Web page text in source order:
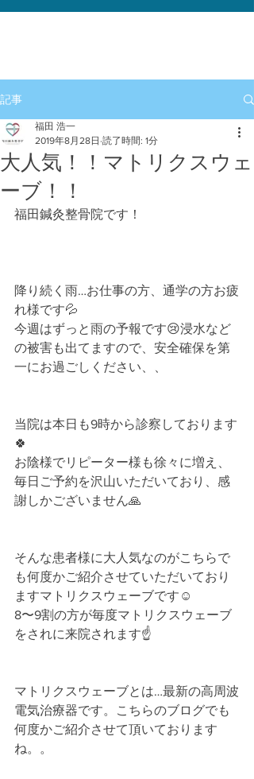
記事
大人気！！マトリクスウェ
ーブ！！
福田 浩一
2019年8月28日 読了時間: 1分
福田鍼灸整骨院です！﻿
降り続く雨…お仕事の方、通学の方お疲
れ様です💦﻿
今週はずっと雨の予報です😢浸水など
の被害も出てますので、安全確保を第
一にお過ごしください、、﻿
当院は本日も9時から診察しております
🍀﻿
お陰様でリピーター様も徐々に増え、
毎日ご予約を沢山いただいており、感
謝しかございません🙏﻿
そんな患者様に大人気なのがこちらで
も何度かご紹介させていただいており
ますマトリクスウェーブです☺️﻿
8〜9割の方が毎度マトリクスウェーブ
をされに来院されます☝️﻿
マトリクスウェーブとは…最新の高周波
電気治療器です。﻿こちらのブログでも
何度かご紹介させて頂いております
ね。。